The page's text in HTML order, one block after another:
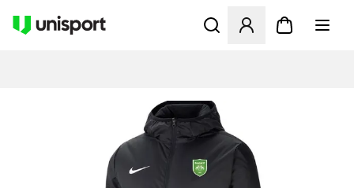
Öffnet ein neues Fenster